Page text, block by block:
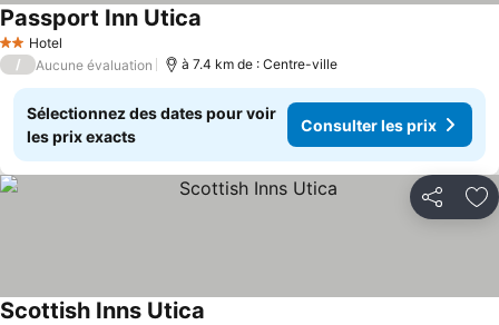
2 Étoiles
Hotel
Passport Inn Utica
/ Aucune évaluation à 7.4 km de : Centre-ville
Sélectionnez des dates pour voir
les prix exacts
Consulter les prix
Partager
Scottish Inns Utica